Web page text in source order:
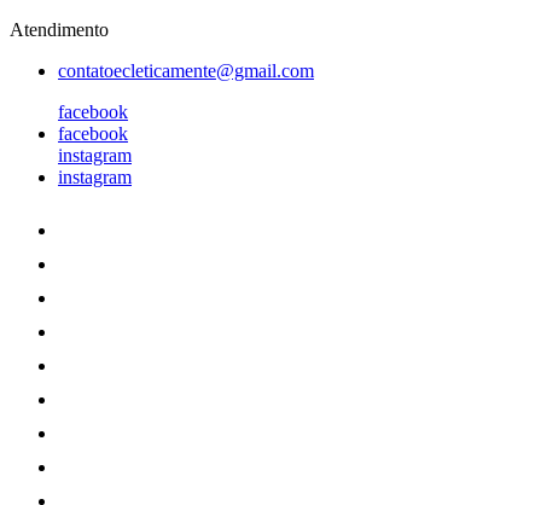
Atendimento
contatoecleticamente@gmail.com
facebook
facebook
instagram
instagram